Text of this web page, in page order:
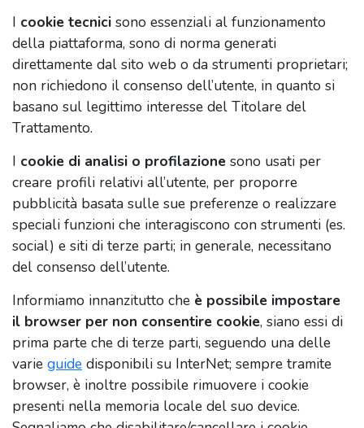
I cookie tecnici sono essenziali al funzionamento
della piattaforma, sono di norma generati
direttamente dal sito web o da strumenti proprietari;
non richiedono il consenso dell’utente, in quanto si
basano sul legittimo interesse del Titolare del
Trattamento.
I cookie di analisi o profilazione sono usati per
creare profili relativi all’utente, per proporre
pubblicità basata sulle sue preferenze o realizzare
speciali funzioni che interagiscono con strumenti (es.
social) e siti di terze parti; in generale, necessitano
del consenso dell’utente.
Informiamo innanzitutto che è possibile impostare
il browser per non consentire cookie, siano essi di
prima parte che di terze parti, seguendo una delle
varie guide disponibili su InterNet; sempre tramite
browser, è inoltre possibile rimuovere i cookie
presenti nella memoria locale del suo device.